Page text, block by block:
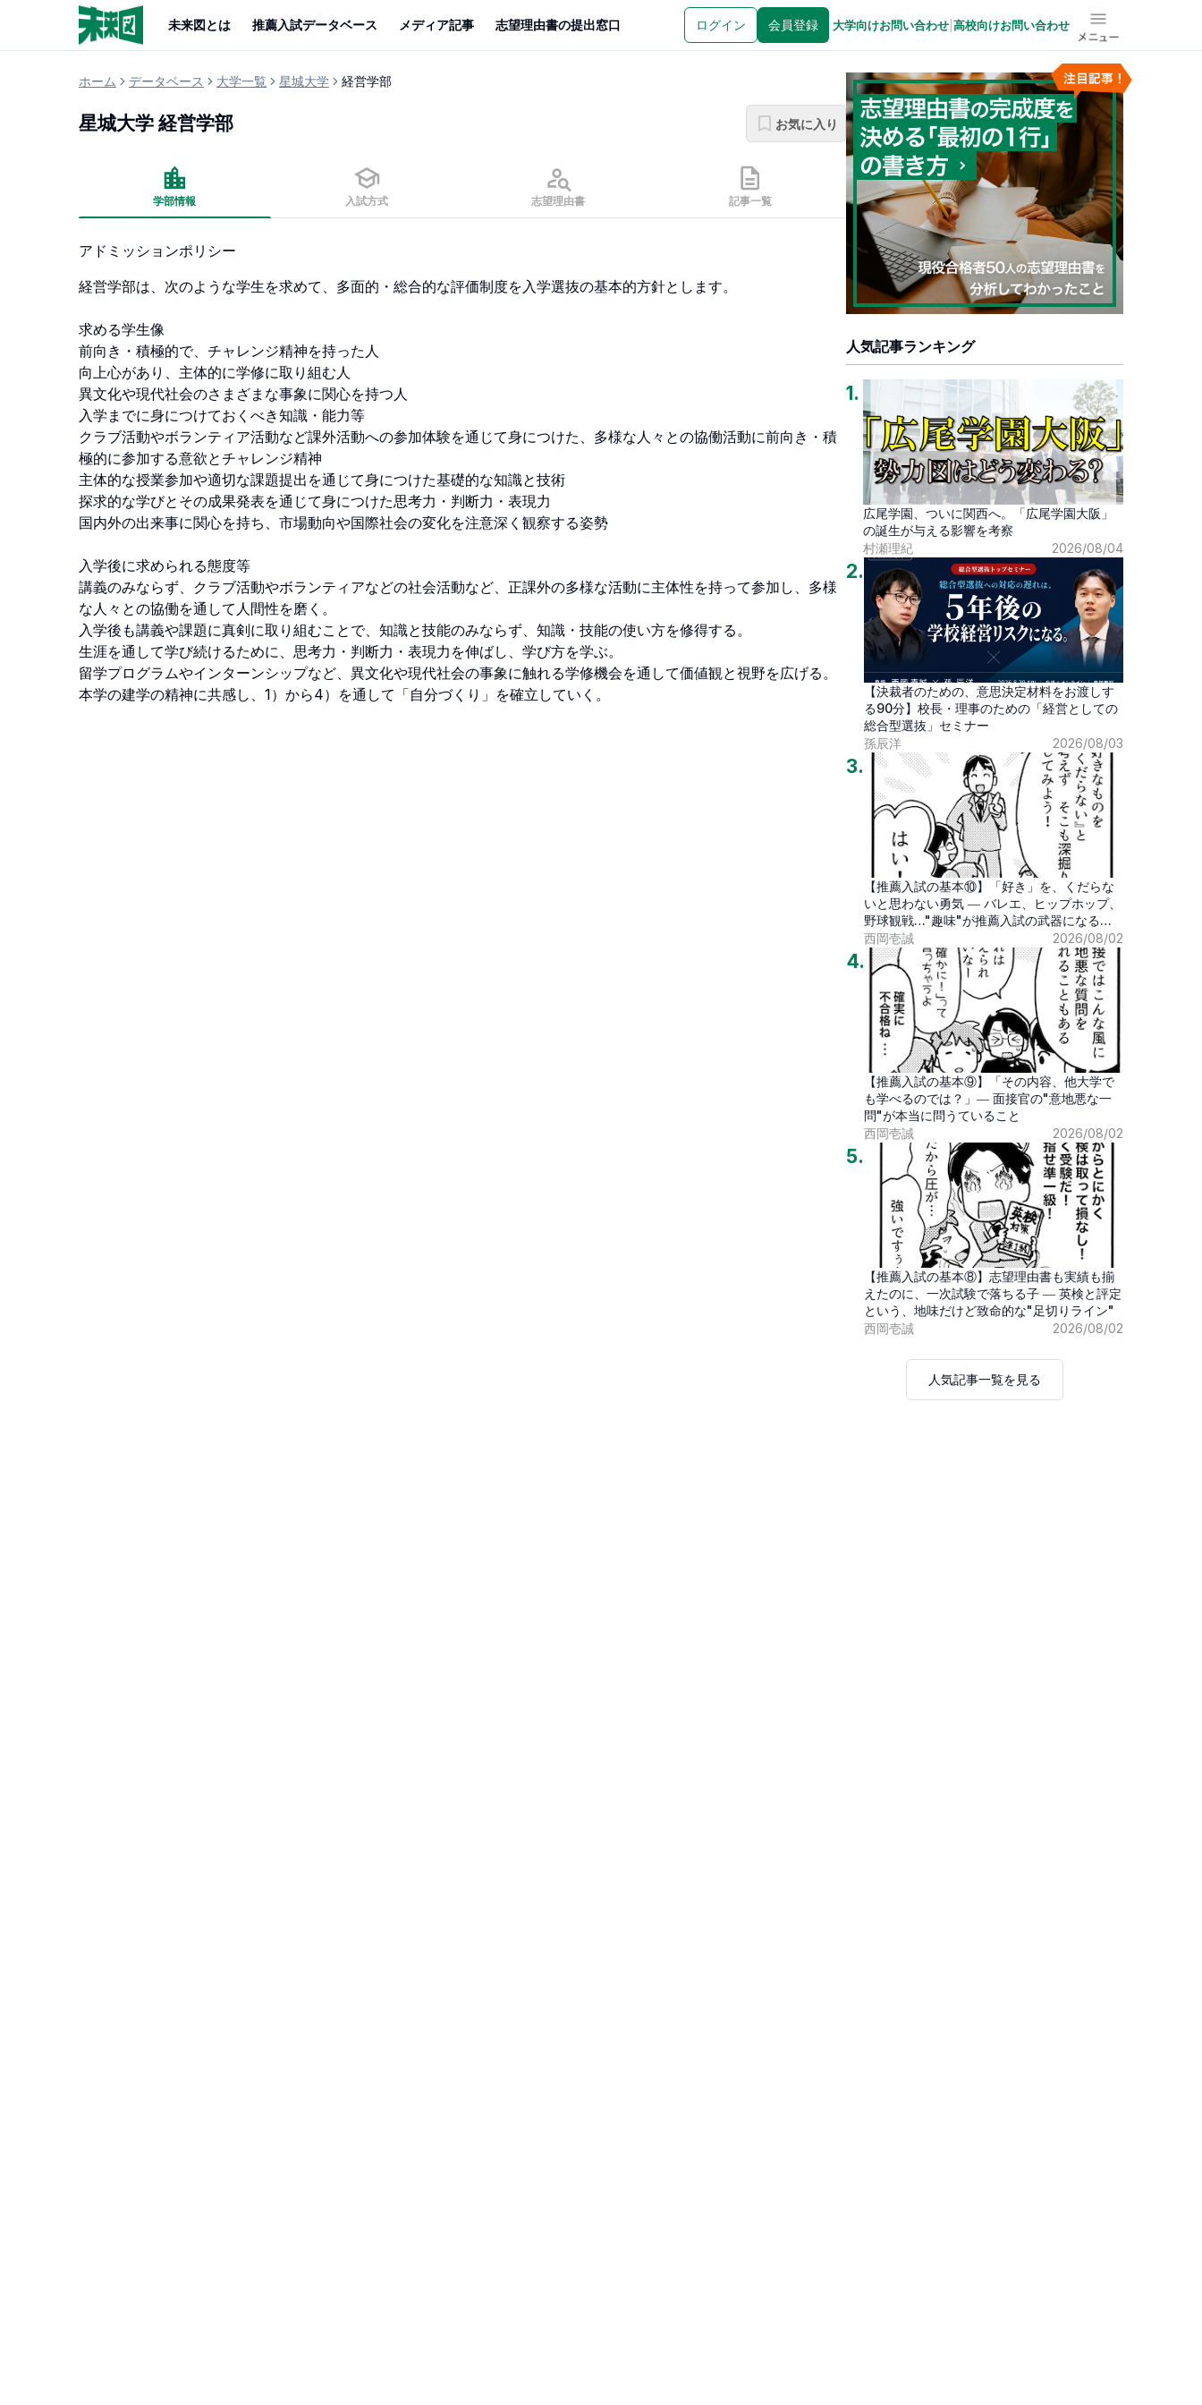
未来図とは 推薦入試データベース メディア記事 志望理由書の提出窓口 ログイン 会員登録 大学向けお問い合わせ 高校向けお問い合わせ メニュー
ホーム データベース 大学一覧 星城大学 経営学部
星城大学 経営学部 お気に入り
学部情報 入試方式 志望理由書 記事一覧
アドミッションポリシー
経営学部は、次のような学生を求めて、多面的・総合的な評価制度を入学選抜の基本的方針とします。
求める学生像
前向き・積極的で、チャレンジ精神を持った人
向上心があり、主体的に学修に取り組む人
異文化や現代社会のさまざまな事象に関心を持つ人
入学までに身につけておくべき知識・能力等
クラブ活動やボランティア活動など課外活動への参加体験を通じて身につけた、多様な人々との協働活動に前向き・積
極的に参加する意欲とチャレンジ精神
主体的な授業参加や適切な課題提出を通じて身につけた基礎的な知識と技術
探求的な学びとその成果発表を通じて身につけた思考力・判断力・表現力
国内外の出来事に関心を持ち、市場動向や国際社会の変化を注意深く観察する姿勢
入学後に求められる態度等
講義のみならず、クラブ活動やボランティアなどの社会活動など、正課外の多様な活動に主体性を持って参加し、多様
な人々との協働を通して人間性を磨く。
入学後も講義や課題に真剣に取り組むことで、知識と技能のみならず、知識・技能の使い方を修得する。
生涯を通して学び続けるために、思考力・判断力・表現力を伸ばし、学び方を学ぶ。
留学プログラムやインターンシップなど、異文化や現代社会の事象に触れる学修機会を通して価値観と視野を広げる。
本学の建学の精神に共感し、1）から4）を通して「自分づくり」を確立していく。
人気記事ランキング
1.
広尾学園、ついに関西へ。「広尾学園大阪」
の誕生が与える影響を考察
村瀬理紀
2026/08/04
2.
【決裁者のための、意思決定材料をお渡しす
る90分】校長・理事のための「経営としての
総合型選抜」セミナー
孫辰洋
2026/08/03
3.
【推薦入試の基本⑩】「好き」を、くだらな
いと思わない勇気 ― バレエ、ヒップホップ、
野球観戦…"趣味"が推薦入試の武器になる時
代
西岡壱誠 2026/08/02
4.
【推薦入試の基本⑨】「その内容、他大学で
も学べるのでは？」― 面接官の"意地悪な一
問"が本当に問うていること
西岡壱誠
2026/08/02
5.
【推薦入試の基本⑧】志望理由書も実績も揃
えたのに、一次試験で落ちる子 ― 英検と評定
という、地味だけど致命的な"足切りライン"
西岡壱誠
2026/08/02
人気記事一覧を見る